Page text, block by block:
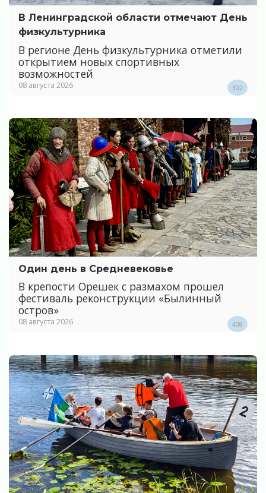
В Ленинградской области отмечают День
физкультурника
В регионе День физкультурника отметили
открытием новых спортивных
возможностей
08 августа 2026 302
Один день в Средневековье
В крепости Орешек с размахом прошел
фестиваль реконструкции «Былинный
остров»
08 августа 2026 408